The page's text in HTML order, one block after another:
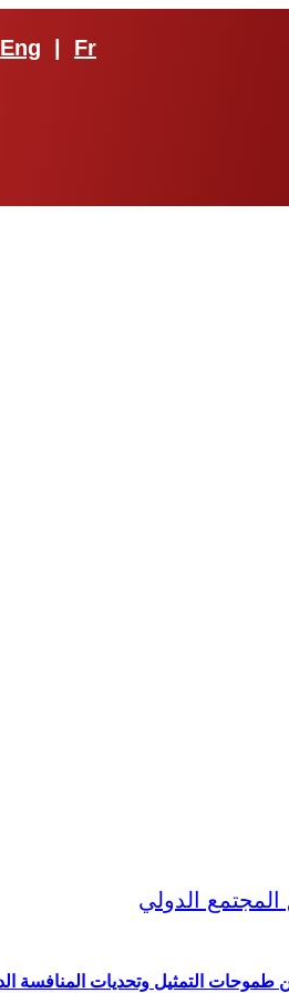
Eng Fr
طموحات التمثيل وتحديات المنافسة